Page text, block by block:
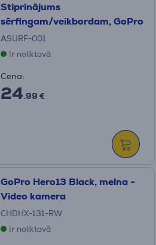
Stiprinājums
sērfingam/veikbordam, GoPro
ASURF-001
Ir noliktavā
Cena:
24.99 €
GoPro Hero13 Black, melna -
Video kamera
CHDHX-131-RW
Ir noliktavā